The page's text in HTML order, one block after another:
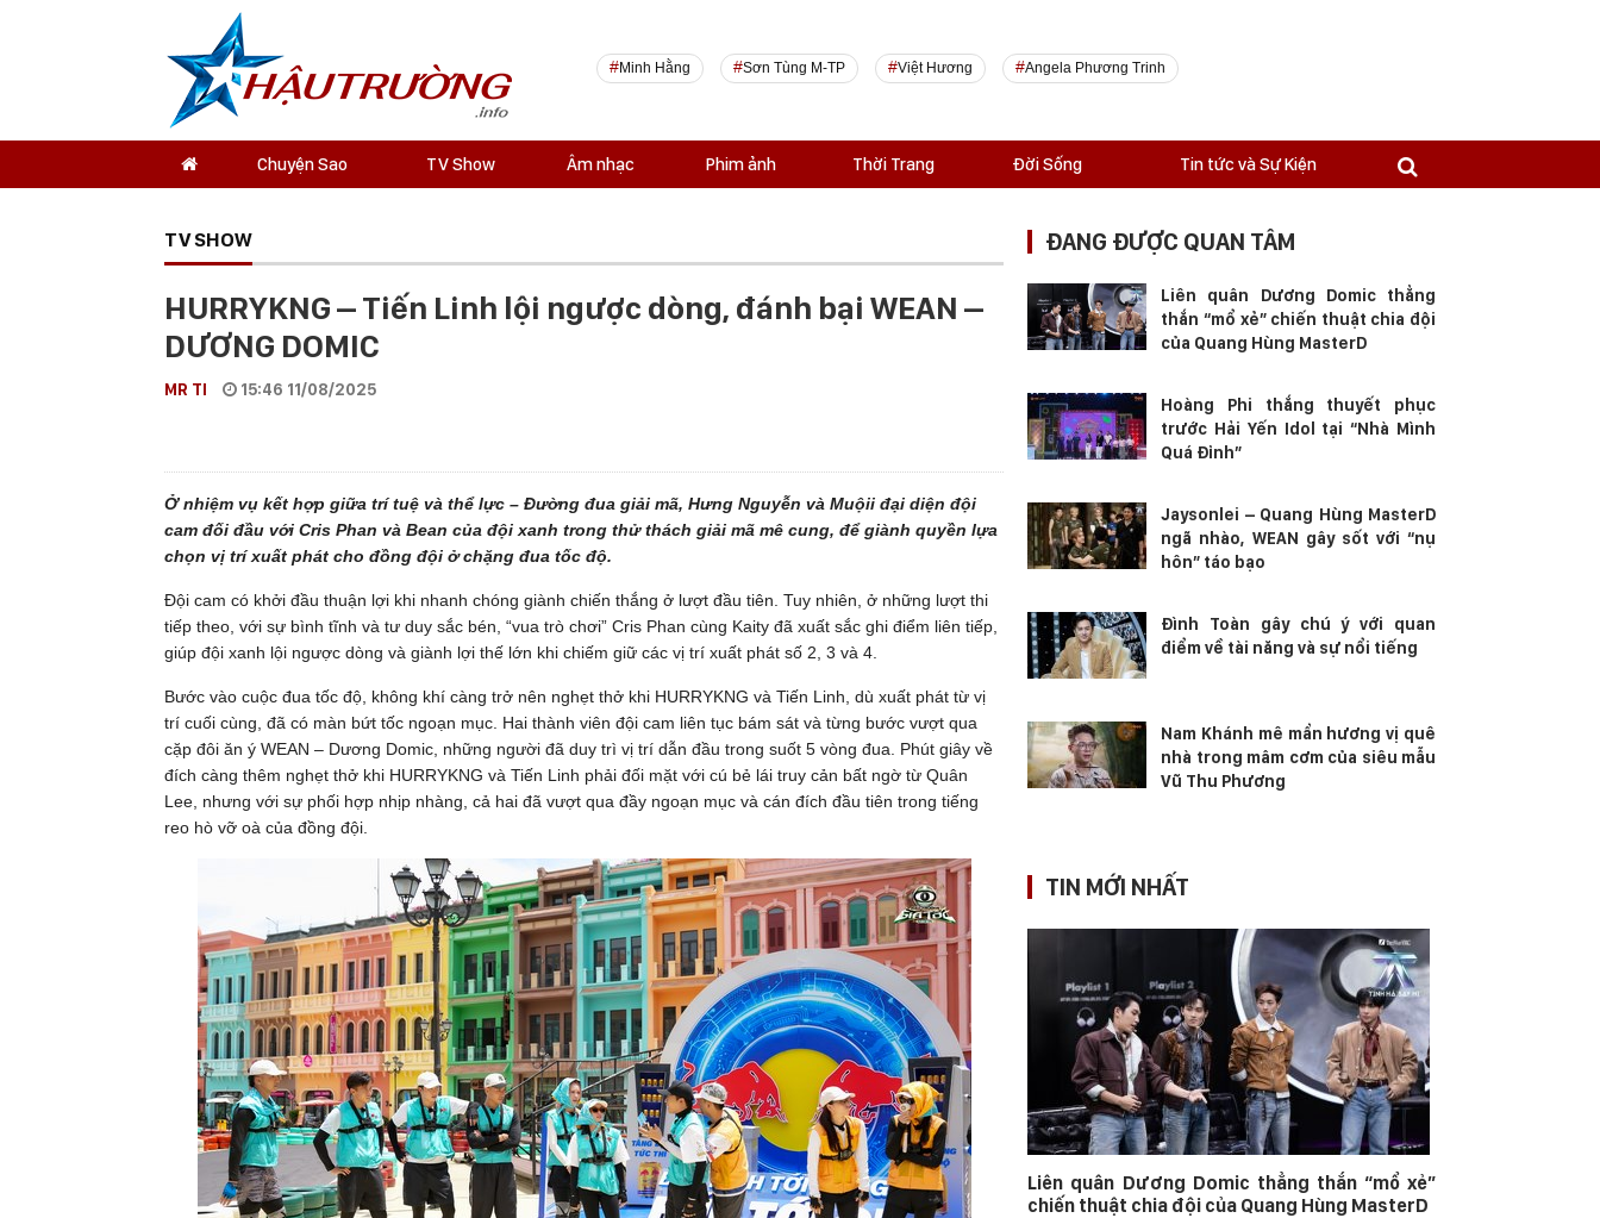
Minh Hằng Sơn Tùng M-TP Việt Hương Angela Phương Trinh
Chuyện Sao TV Show Âm nhạc Phim ảnh Thời Trang Đời Sống Tin tức và Sự Kiện
TV SHOW
HURRYKNG – Tiến Linh lội ngược dòng, đánh bại WEAN –
DƯƠNG DOMIC
MR TI 15:46 11/08/2025
Ở nhiệm vụ kết hợp giữa trí tuệ và thể lực – Đường đua giải mã, Hưng Nguyễn và Muộii đại diện đội
cam đối đầu với Cris Phan và Bean của đội xanh trong thử thách giải mã mê cung, để giành quyền lựa
chọn vị trí xuất phát cho đồng đội ở chặng đua tốc độ.
Đội cam có khởi đầu thuận lợi khi nhanh chóng giành chiến thắng ở lượt đầu tiên. Tuy nhiên, ở những lượt thi
tiếp theo, với sự bình tĩnh và tư duy sắc bén, “vua trò chơi” Cris Phan cùng Kaity đã xuất sắc ghi điểm liên tiếp,
giúp đội xanh lội ngược dòng và giành lợi thế lớn khi chiếm giữ các vị trí xuất phát số 2, 3 và 4.
Bước vào cuộc đua tốc độ, không khí càng trở nên nghẹt thở khi HURRYKNG và Tiến Linh, dù xuất phát từ vị
trí cuối cùng, đã có màn bứt tốc ngoạn mục. Hai thành viên đội cam liên tục bám sát và từng bước vượt qua
cặp đôi ăn ý WEAN – Dương Domic, những người đã duy trì vị trí dẫn đầu trong suốt 5 vòng đua. Phút giây về
đích càng thêm nghẹt thở khi HURRYKNG và Tiến Linh phải đối mặt với cú bẻ lái truy cản bất ngờ từ Quân
Lee, nhưng với sự phối hợp nhịp nhàng, cả hai đã vượt qua đầy ngoạn mục và cán đích đầu tiên trong tiếng
reo hò vỡ oà của đồng đội.
ĐANG ĐƯỢC QUAN TÂM
Liên quân Dương Domic thẳng
thắn “mổ xẻ” chiến thuật chia đội
của Quang Hùng MasterD
Hoàng Phi thắng thuyết phục
trước Hải Yến Idol tại “Nhà Mình
Quá Đỉnh”
Jaysonlei – Quang Hùng MasterD
ngã nhào, WEAN gây sốt với “nụ
hôn” táo bạo
Đình Toàn gây chú ý với quan
điểm về tài năng và sự nổi tiếng
Nam Khánh mê mẩn hương vị quê
nhà trong mâm cơm của siêu mẫu
Vũ Thu Phương
TIN MỚI NHẤT
Liên quân Dương Domic thẳng thắn “mổ xẻ”
chiến thuật chia đội của Quang Hùng MasterD